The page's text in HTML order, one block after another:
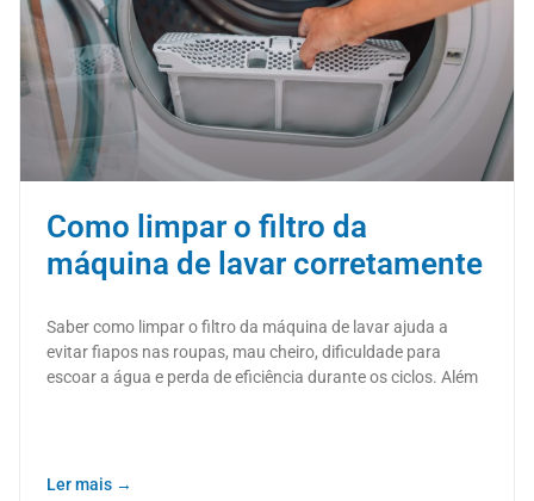
Como limpar o filtro da
máquina de lavar corretamente
Saber como limpar o filtro da máquina de lavar ajuda a
evitar fiapos nas roupas, mau cheiro, dificuldade para
escoar a água e perda de eficiência durante os ciclos. Além
Ler mais →